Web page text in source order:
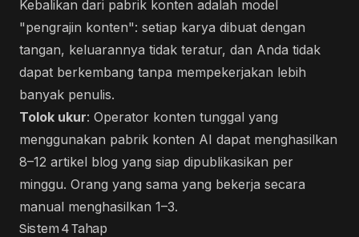
Kebalikan dari pabrik konten adalah model
"pengrajin konten": setiap karya dibuat dengan
tangan, keluarannya tidak teratur, dan Anda tidak
dapat berkembang tanpa mempekerjakan lebih
banyak penulis.
Tolok ukur: Operator konten tunggal yang
menggunakan pabrik konten AI dapat menghasilkan
8–12 artikel blog yang siap dipublikasikan per
minggu. Orang yang sama yang bekerja secara
manual menghasilkan 1–3.
Sistem 4 Tahap